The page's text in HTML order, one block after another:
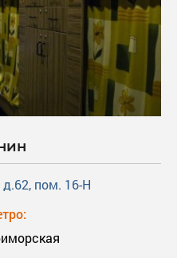
пом. 16-Н